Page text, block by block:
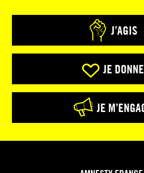
J’AGIS
JE DONNE
JE